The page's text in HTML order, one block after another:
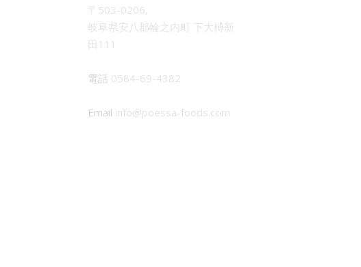
〒503-0206,
岐阜県安八郡輪之内町 下大榑新
田111
電話 0584-69-4382
Email info@poessa-foods.com